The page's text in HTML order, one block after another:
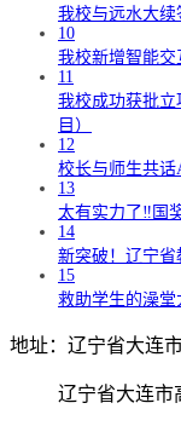
我校与远水大
10
我校新增智能交
11
我校成功获批立
目）
12
校长与师生共
13
太有实力了‼️国
14
新突破！辽宁
15
救助学生的澡堂
地址：辽宁省大连
辽宁省大连市高